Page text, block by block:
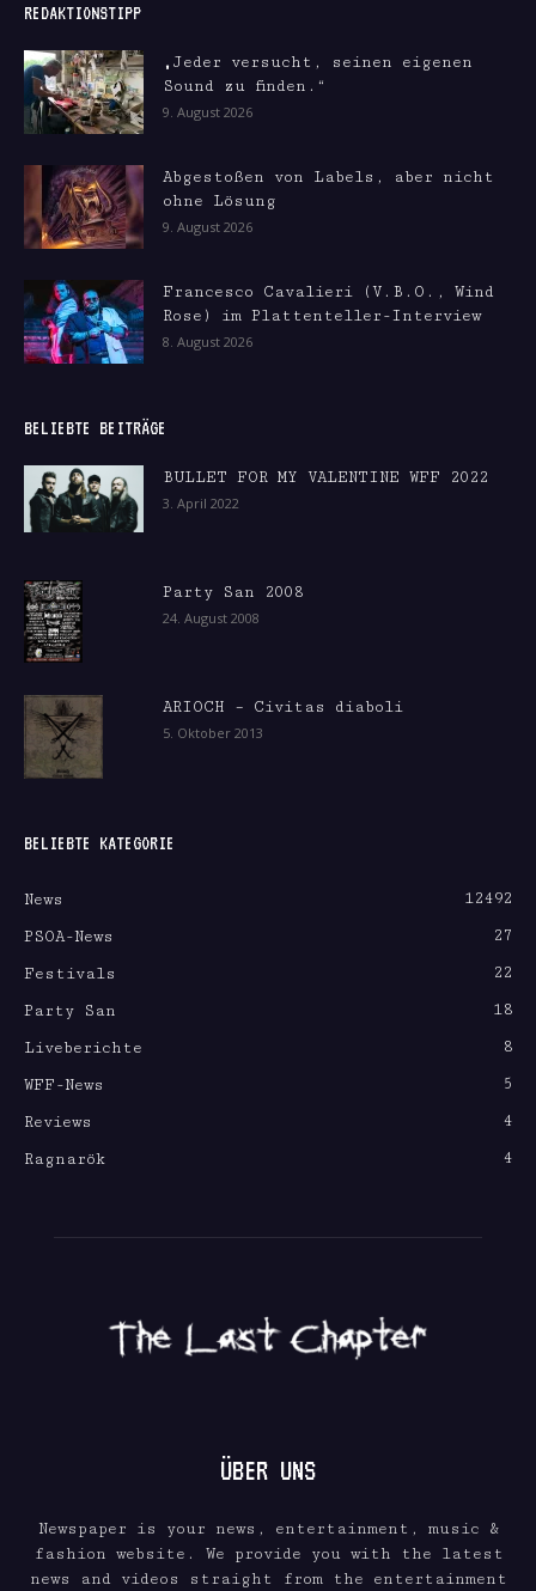
REDAKTIONSTIPP
„Jeder versucht, seinen eigenen
Sound zu finden.“
9. August 2026
Abgestoßen von Labels, aber nicht
ohne Lösung
9. August 2026
Francesco Cavalieri (V.B.O., Wind
Rose) im Plattenteller-Interview
8. August 2026
BELIEBTE BEITRÄGE
BULLET FOR MY VALENTINE WFF 2022
3. April 2022
Party San 2008
24. August 2008
ARIOCH – Civitas diaboli
5. Oktober 2013
BELIEBTE KATEGORIE
News
12492
PSOA-News
27
Festivals
22
Party San
18
Liveberichte
8
WFF-News
5
Reviews
4
Ragnarök
4
ÜBER UNS
Newspaper is your news, entertainment, music &
fashion website. We provide you with the latest
news and videos straight from the entertainment